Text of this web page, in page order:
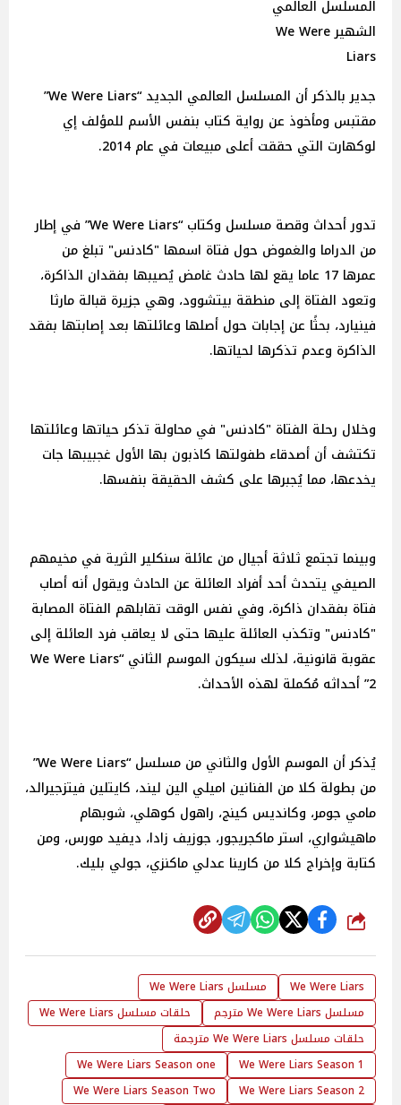
المسلسل العالمي
الشهير We Were
Liars
جدير بالذكر أن المسلسل العالمي الجديد “We Were Liars”
مقتبس ومأخوذ عن رواية كتاب بنفس الأسم للمؤلف إي
لوكهارت التي حققت أعلى مبيعات في عام 2014.
تدور أحداث وقصة مسلسل وكتاب “We Were Liars” في إطار
من الدراما والغموض حول فتاة اسمها "كادنس" تبلغ من
عمرها 17 عاما يقع لها حادث غامض يُصيبها بفقدان الذاكرة،
وتعود الفتاة إلى منطقة بيتشوود، وهي جزيرة قبالة مارثا
فينيارد، بحثًا عن إجابات حول أصلها وعائلتها بعد إصابتها بفقد
الذاكرة وعدم تذكرها لحياتها.
وخلال رحلة الفتاة "كادنس" في محاولة تذكر حياتها وعائلتها
تكتشف أن أصدقاء طفولتها كاذبون بها الأول غجبيبها جات
يخدعها، مما يُجبرها على كشف الحقيقة بنفسها.
وبينما تجتمع ثلاثة أجيال من عائلة سنكلير الثرية في مخيمهم
الصيفي يتحدث أحد أفراد العائلة عن الحادث ويقول أنه أصاب
فتاة بفقدان ذاكرة، وفي نفس الوقت تقابلهم الفتاة المصابة
"كادنس" وتكذب العائلة عليها حتى لا يعاقب فرد العائلة إلى
عقوبة قانونية، لذلك سيكون الموسم الثاني “We Were Liars
2” أحداثه مُكملة لهذه الأحداث.
يُذكر أن الموسم الأول والثاني من مسلسل “We Were Liars”
من بطولة كلا من الفنانين اميلي الين ليند، كايتلين فيتزجيرالد،
مامي جومر، وكانديس كينج، راهول كوهلي، شوبهام
ماهيشواري، استر ماكجريجور، جوزيف زادا، ديفيد مورس، ومن
كتابة وإخراج كلا من كارينا عدلي ماكنزي، جولي بليك.
شارك
We Were Liars
مسلسل We Were Liars
مسلسل We Were Liars مترجم
حلقات مسلسل We Were Liars
حلقات مسلسل We Were Liars مترجمة
We Were Liars Season 1
We Were Liars Season one
We Were Liars Season 2
We Were Liars Season Two